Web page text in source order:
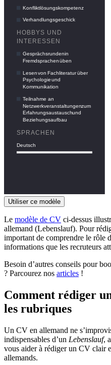
Utiliser ce modèle
Le modèle de CV ci-dessus
allemand (Lebenslauf). Pour
important de comprendre le rôle
informations que les recruteurs
Besoin d’autres conseils pour
? Parcourez nos articles !
Comment rédiger
les rubriques
Un CV en allemand ne
indispensables d’un Lebenslauf,
vous aider à rédiger un CV clair
allemands.